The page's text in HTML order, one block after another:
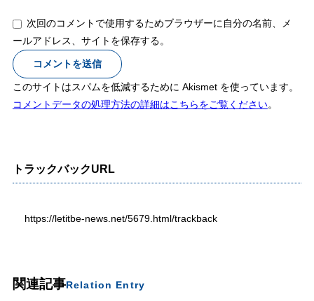
次回のコメントで使用するためブラウザーに自分の名前、メ
ールアドレス、サイトを保存する。
このサイトはスパムを低減するために Akismet を使っています。
コメントデータの処理方法の詳細はこちらをご覧ください。
トラックバックURL
https://letitbe-news.net/5679.html/trackback
関連記事Relation Entry